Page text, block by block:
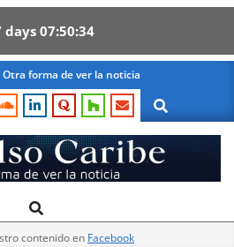
days 07 50 33
Otra forma de ver la noticia
Search
Search
contenido en Facebook